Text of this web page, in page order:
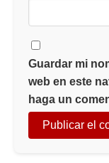
Guardar mi
web en este
haga un